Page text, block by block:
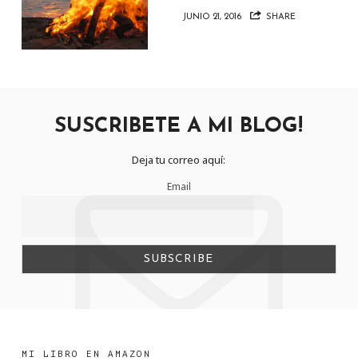
JUNIO 21, 2016 SHARE
SUSCRIBETE A MI BLOG!
Deja tu correo aquí:
Email
MI LIBRO EN AMAZON